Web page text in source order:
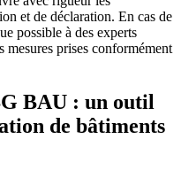
et de déclaration. En cas de
possible à des experts
mesures prises conformément
BAU : un outil
de bâtiments